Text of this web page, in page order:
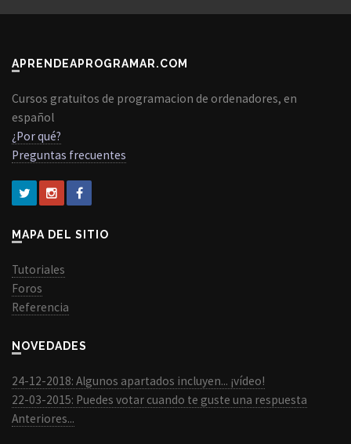
APRENDEAPROGRAMAR.COM
Cursos gratuitos de programacion de ordenadores, en
español
¿Por qué?
Preguntas frecuentes
MAPA DEL SITIO
Tutoriales
Foros
Referencia
NOVEDADES
24-12-2018: Algunos apartados incluyen... ¡vídeo!
22-03-2015: Puedes votar cuando te guste una respuesta
Anteriores...